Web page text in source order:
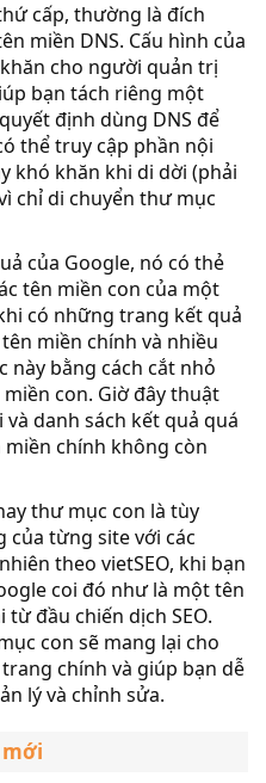
cấp, thường là đích
miền DNS. Cấu hình của
cho người quản trị
bạn tách riêng một
định dùng DNS để
thể truy cập phần nội
khó khăn khi di dời (phải
chỉ di chuyển thư mục
của Google, nó có thẻ
tên miền con của một
có những trang kết quả
miền chính và nhiều
này bằng cách cắt nhỏ
con. Giờ đây thuật
danh sách kết quả quá
chính không còn
thư mục con là tùy
của từng site với các
theo vietSEO, khi bạn
coi đó như là một tên
đầu chiến dịch SEO.
con sẽ mang lại cho
chính và giúp bạn dễ
lý và chỉnh sửa.
mới